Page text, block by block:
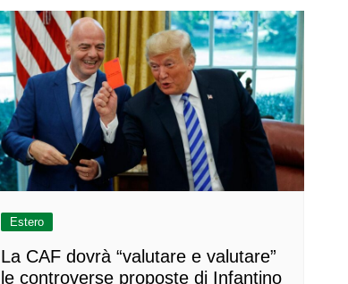
Estero
La CAF dovrà “valutare e valutare”
le controverse proposte di Infantino